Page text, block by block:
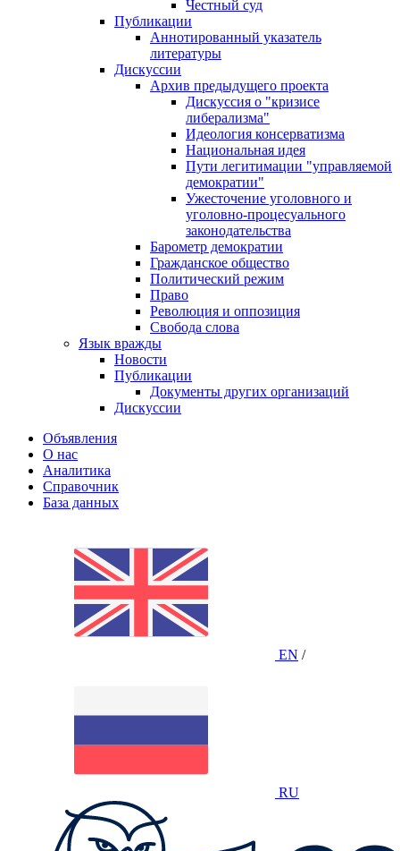
Честный суд
Публикации
Аннотированный указатель
литературы
Дискуссии
Архив предыдущего проекта
Дискуссия о "кризисе
либерализма"
Идеология консерватизма
Национальная идея
Пути легитимации "управляемой
демократии"
Ужесточение уголовного и
уголовно-процесуального
законодательства
Барометр демократии
Гражданское общество
Политический режим
Право
Революция и оппозиция
Свобода слова
Язык вражды
Новости
Публикации
Документы других организаций
Дискуссии
Объявления
О нас
Аналитика
Справочник
База данных
EN /
RU